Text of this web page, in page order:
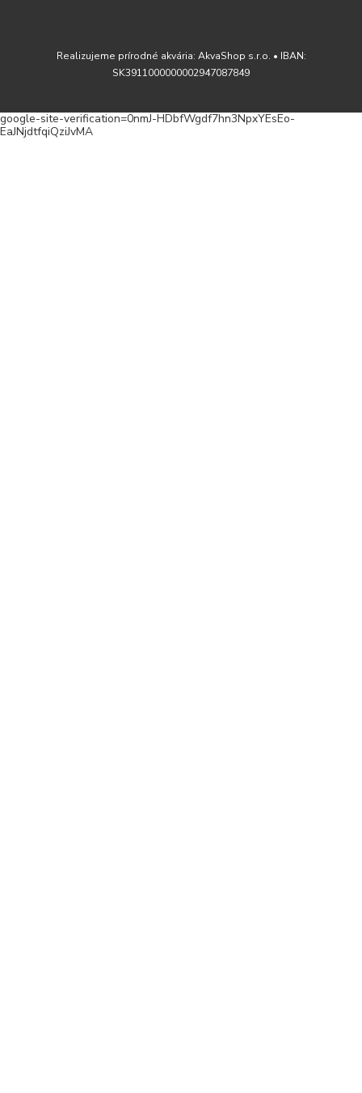
Realizujeme prírodné akvária: AkvaShop s.r.o. • IBAN:
SK3911000000002947087849
google-site-verification=0nmJ-HDbfWgdf7hn3NpxYEsEo-
EaJNjdtfqiQziJvMA